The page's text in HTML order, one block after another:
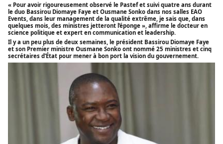
« Pour avoir rigoureusement observé le Pastef et suivi quatre ans durant
le duo Bassirou Diomaye Faye et Ousmane Sonko dans nos salles EAO
Events, dans leur management de la qualité extrême, je sais que, dans
quelques mois, des ministres jetteront l’éponge », affirme le docteur en
science politique et expert en communication et leadership.
Il y a un peu plus de deux semaines, le président Bassirou Diomaye Faye
et son Premier ministre Ousmane Sonko ont nommé 25 ministres et cinq
secrétaires d’État pour mener à bon port la vision du gouvernement.